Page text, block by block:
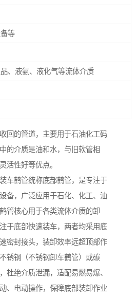
等
、液氨、液化气等流体介质
回的管道，主要用于石油化工码
的介质是油和水，与旧软管相
活性好等优点。
车鹤管统称底部鹤管，是专注于
备，广泛应用于石化、化工、油
管核心用于各类流体介质的卸
于底部快速装车，两者均采用底
密封接头，装卸效率远超顶部作
锈钢（不锈钢卸车鹤管）或碳
杜绝介质泄漏，适配易燃易爆、
、电动操作，保障底部装卸作业